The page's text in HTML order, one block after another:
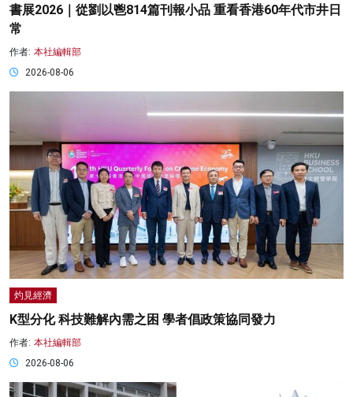
書展2026｜從劉以鬯814篇刊報小品 重看香港60年代市井日
常
作者: 本社編輯部
2026-08-06
灼見經濟
K型分化 科技難解內需之困 學者倡政策協同發力
作者: 本社編輯部
2026-08-06